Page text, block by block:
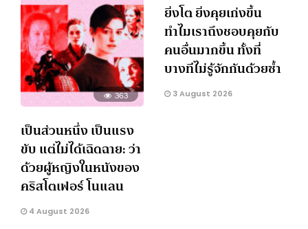
363
เป็นส่วนหนึ่ง เป็นแรง
ขับ แต่ไม่ได้เฉิดฉาย: ว่า
ด้วยผู้หญิงในหนังของ
คริสโตเฟอร์ โนแลน
4 August 2026
ยิ่งโต ยิ่งคุยเก่งขึ้น
ทำไมเราถึงชอบคุยกับ
คนอื่นมากขึ้น ทั้งที่
บางทีไม่รู้จักกันด้วยซ้ำ
3 August 2026